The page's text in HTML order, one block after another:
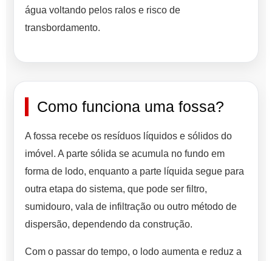
água voltando pelos ralos e risco de
transbordamento.
Como funciona uma fossa?
A fossa recebe os resíduos líquidos e sólidos do
imóvel. A parte sólida se acumula no fundo em
forma de lodo, enquanto a parte líquida segue para
outra etapa do sistema, que pode ser filtro,
sumidouro, vala de infiltração ou outro método de
dispersão, dependendo da construção.
Com o passar do tempo, o lodo aumenta e reduz a